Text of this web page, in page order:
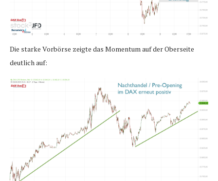
Die starke Vorbörse zeigte das Momentum auf der Oberseite
deutlich auf: